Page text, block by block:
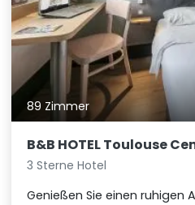
89 Zimmer
B&B HOTEL Toulouse
3 Sterne Hotel
Genießen Sie einen